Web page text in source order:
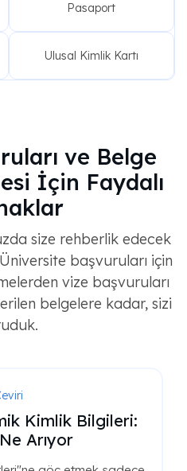
Pasaport
Ulusal Kimlik Kartı
ve Belge
İçin Faydalı
size rehberlik edecek
başvuruları için
vize başvuruları
belgelere kadar, sizi
Kimlik Bilgileri:
Arıyor